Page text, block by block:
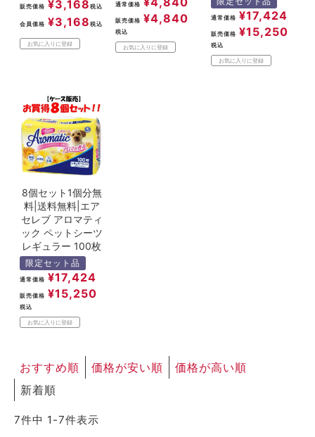
販売価格 ¥3,168 税込
会員価格 ¥3,168 税込
お気に入りに登録
通常価格
販売価格 ¥4,840
税込
お気に入りに登録
通常価格 ¥17,424
販売価格 ¥15,250
税込
お気に入りに登録
8個セット1個分無
料|送料無料|エア
セレブ アロマティ
ック ペットシーツ
レギュラー 100枚
限定セット品
通常価格 ¥17,424
販売価格 ¥15,250
税込
お気に入りに登録
おすすめ順 価格が安い順
価格が高い順
新着順
7件中 1 -7件表示